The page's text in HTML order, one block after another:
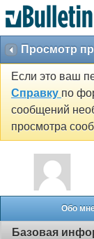
Просмотр
Если это ваш
Справку по
сообщений
просмотра
Обо
Базовая